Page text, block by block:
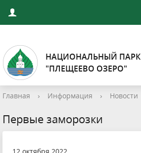
НАЦИОНАЛЬНЫЙ ПАРК
"ПЛЕЩЕЕВО ОЗЕРО"
Главная › Информация › Новости
Первые заморозки